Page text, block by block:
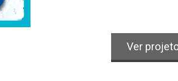
Alimentos & Bebidas
Ver